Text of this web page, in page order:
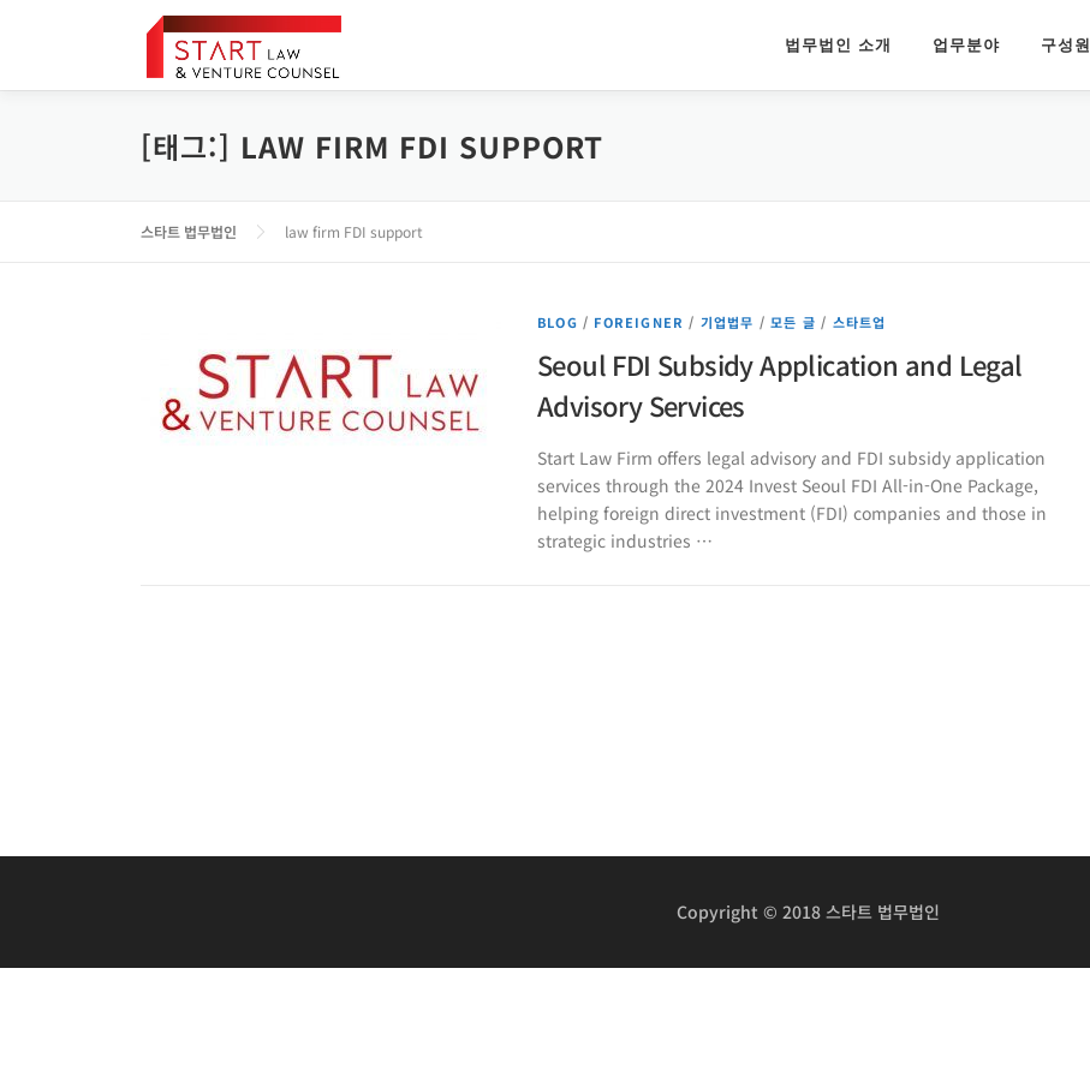
로
법무법인 소개 업무분야 구성원
[태그:] LAW FIRM FDI SUPPORT
스타트 법무법인 law firm FDI support
BLOG / FOREIGNER / 기업법무 /모든 글 / 스타트업
Seoul FDI Subsidy Application and Legal
Advisory Services
Start Law Firm offers legal advisory and FDI subsidy application
services through the 2024 Invest Seoul FDI All-in-One Package,
helping foreign direct investment (FDI) companies and those in
strategic industries …
Copyright © 2018 스타트 법무법인